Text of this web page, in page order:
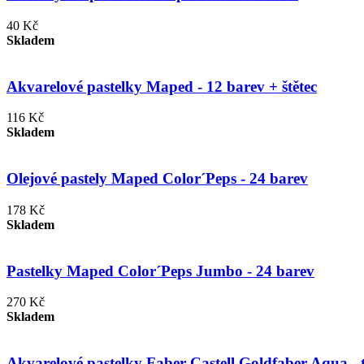
40 Kč
Skladem
Akvarelové pastelky Maped - 12 barev + štětec
116 Kč
Skladem
Olejové pastely Maped Color´Peps - 24 barev
178 Kč
Skladem
Pastelky Maped Color´Peps Jumbo - 24 barev
270 Kč
Skladem